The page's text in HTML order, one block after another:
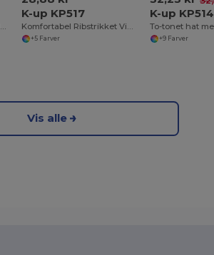
گرم Strikket اکریل Beanie Hat کے لئے سردی
K-up KP517
Komfortabel Ribstrikket Vinterhue i Akryl
+5 Farver
K-up KP514
To-tonet hat
+9 Farver
Vis alle